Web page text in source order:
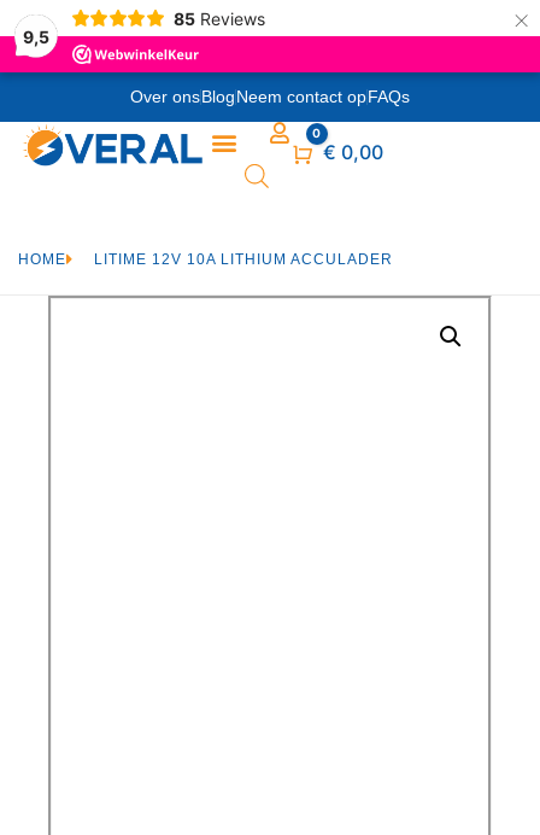
9,5
85 Reviews ×
Over onsBlogNeem contact opFAQs
Winkelwagen
0
€ 0,00
HOME LITIME 12V 10A LITHIUM ACCULADER